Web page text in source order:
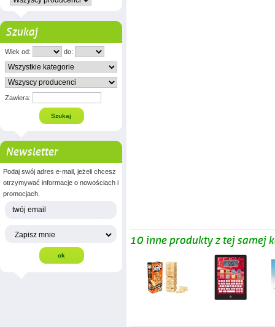
Szukaj
Wiek od: do:
Zawiera:
Newsletter
Podaj swój adres e-mail, jeżeli chcesz
otrzymywać informacje o nowościach i
promocjach.
10 inne produkty z tej samej